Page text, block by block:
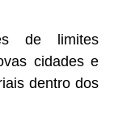
de limites
cidades e
dentro dos